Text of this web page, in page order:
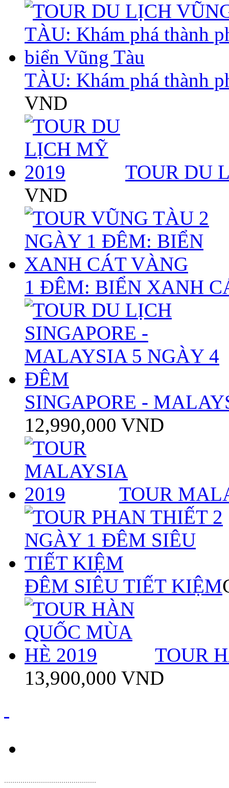
TÀU: Khám phá thành
VND
TOUR DU
VND
1 ĐÊM: BIỂN XANH
SINGAPORE -
12,990,000 VND
TOUR
ĐÊM SIÊU TIẾT KIỆM
TOUR
13,900,000 VND
.............................................